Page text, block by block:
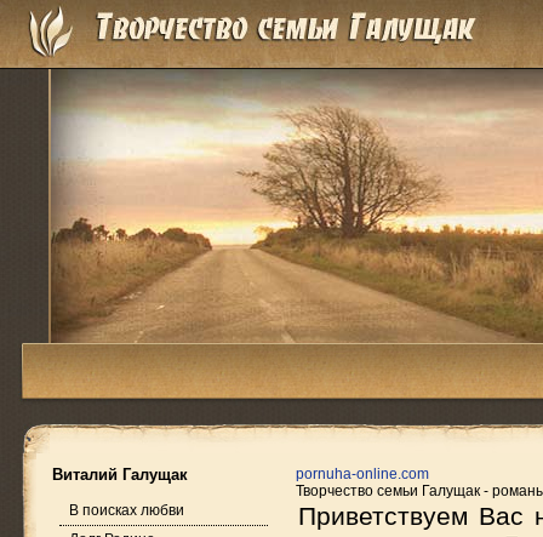
Виталий Галущак
В поисках любви
pornuha-online.com
Творчество семьи Галущак -
Приветствуем Вас